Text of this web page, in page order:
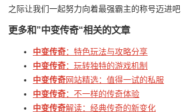
之际让我们一起努力向着最强霸主的称号迈进吧
更多和”中变传奇“相关的文章
中变传奇：特色玩法与攻略分享
中变传奇：玩转独特的游戏机制
中变传奇网站精选：值得一试的私服
中变传奇：不一样的传奇体验
中变传奇解读：经典传奇的新变化